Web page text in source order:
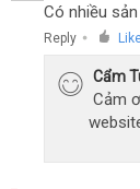
Có nhiều
Reply ●
Cẩm
Cảm